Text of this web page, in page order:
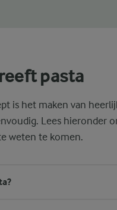
pasta
is het maken van
Lees hieronder
weten te komen.